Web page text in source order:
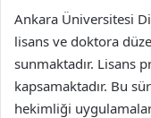
Ankara Üniversitesi
lisans ve doktora
sunmaktadır. Lisans
kapsamaktadır. Bu
hekimliği